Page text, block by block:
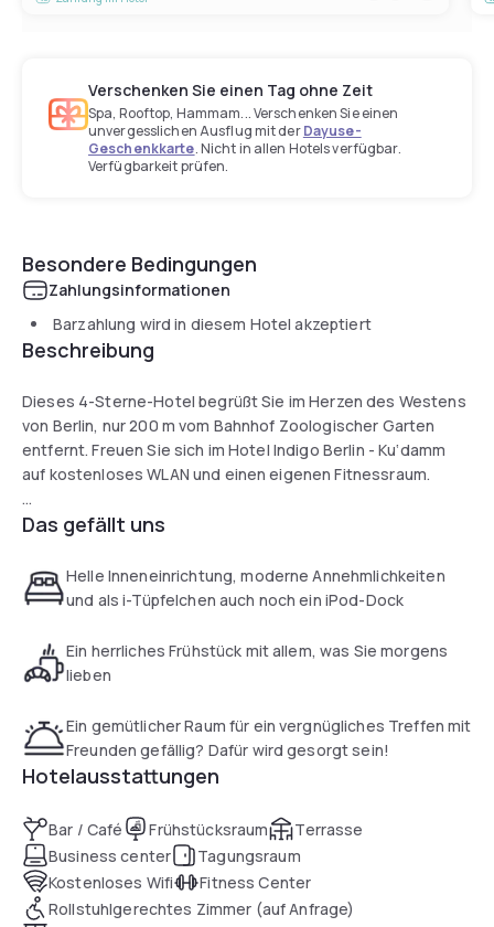
Verschenken Sie einen Tag ohne Zeit
Spa, Rooftop, Hammam... Verschenken Sie einen
unvergesslichen Ausflug mit derDayuse-
Geschenkkarte. Nicht in allen Hotels verfügbar.
Verfügbarkeit prüfen.
Besondere Bedingungen
Zahlungsinformationen
Barzahlung wird in diesem Hotel akzeptiert
Beschreibung
Dieses 4-Sterne-Hotel begrüßt Sie im Herzen des Westens
von Berlin, nur 200 m vom Bahnhof Zoologischer Garten
entfernt. Freuen Sie sich im Hotel Indigo Berlin - Ku‘damm
auf kostenloses WLAN und einen eigenen Fitnessraum.
Die Zimmer im Hotel Indigo Berlin - Ku'damm verfügen über
klimatisiert und bieten ein Badezimmer mit einer
Regendusche, einem Bademantel und Pflegeprodukten von
In allen Zimmern finden Sie zudem eine iPod-Dockingstation
Kanälen und 3 kostenfreien Sky-Kanälen vor.
Festnetzgespräche innerhalb Deutschlands und in 18
andere Länder, darunter China und die USA, sind kostenfrei
möglich. Tee- und Kaffeezubehör ist ebenfalls vorhanden.
Das gefällt uns
Helle Inneneinrichtung, moderne Annehmlichkeiten
und als i-Tüpfelchen auch noch ein iPod-Dock
Ein herrliches Frühstück mit allem, was Sie morgens
lieben
Ein gemütlicher Raum für ein vergnügliches Treffen mit
Freunden gefällig? Dafür wird gesorgt sein!
Hotelausstattungen
Bar / Café Frühstücksraum
Terrasse
Business center
Tagungsraum
Kostenloses Wifi
Fitness Center
Rollstuhlgerechtes Zimmer (auf Anfrage)